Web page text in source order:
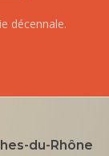
décennale.
du-Rhône